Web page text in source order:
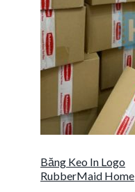
Băng Keo In Logo
RubberMaid Home